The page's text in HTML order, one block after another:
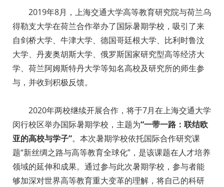
2019年8月，上海交通大学高等教育研究院与荷兰乌
得勒支大学在荷兰合作举办了国际暑期学校，吸引了来
自剑桥大学、牛津大学、德国哥廷根大学、比利时鲁汶
大学、丹麦奥胡斯大学、俄罗斯国家研究型高等经济大
学、荷兰阿姆斯特丹大学等知名高校及研究所的师生参
与，并收到积极反馈。
2020年两校继续开展合作，将于7月在上海交通大学
闵行校区举办国际暑期学校，主题为“一带一路： 联结欧
亚的高校与学子”。本次暑期学校依托国际合作研究课
题“新丝绸之路与高等教育全球化”，是该课题在人才培养
领域的延伸和成果。通过参与此次暑期学校，参与者能
够加深对世界高等教育重大变革的理解，将自己的科研